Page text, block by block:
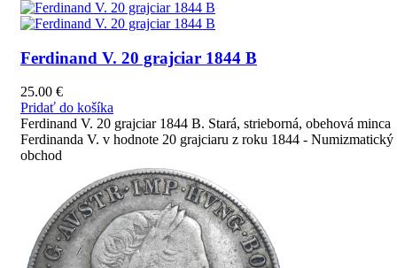
Ferdinand V. 20 grajciar 1844 B
25.00 €
Pridať do košíka
Ferdinand V. 20 grajciar 1844 B. Stará, strieborná, obehová minca
Ferdinanda V. v hodnote 20 grajciaru z roku 1844 - Numizmatický
obchod